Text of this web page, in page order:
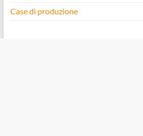
Case di produzione